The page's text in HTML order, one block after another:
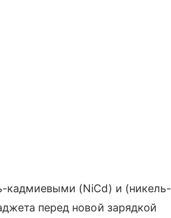
кадмиевыми (NiCd) и (никель-
перед новой зарядкой